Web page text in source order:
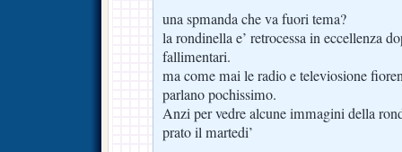
una spmanda che va fuori tema?
la rondinella e’ retrocessa in eccellenza
fallimentari.
ma come mai le radio e televiosione
parlano pochissimo.
Anzi per vedre alcune immagini della
prato il martedi’